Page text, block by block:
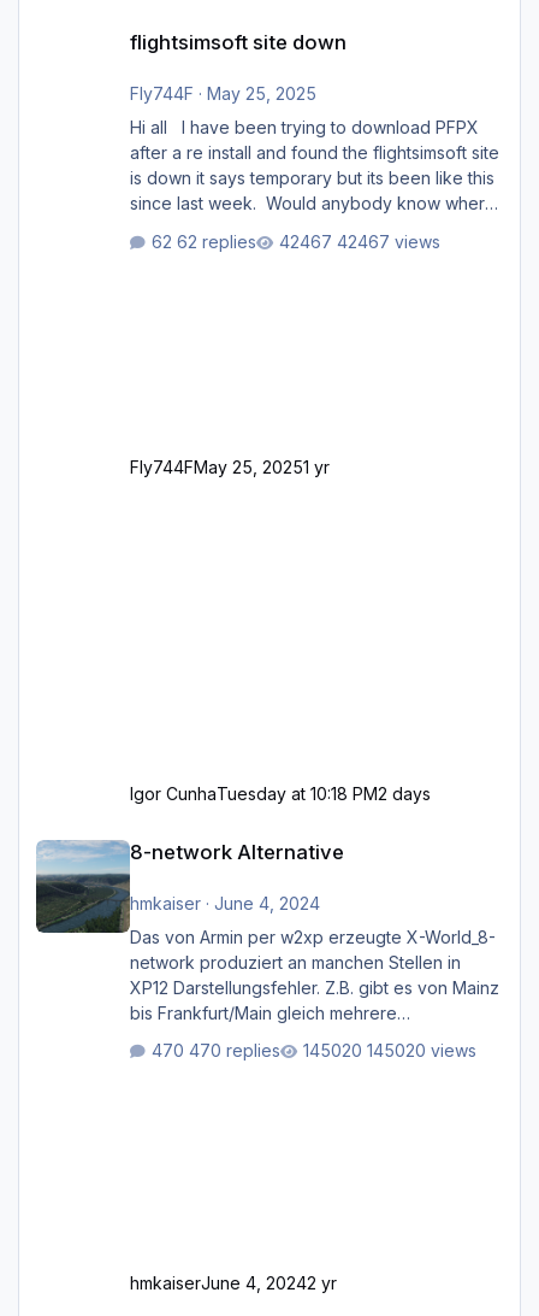
flightsimsoft site down
Fly744F · May 25, 2025
Hi all I have been trying to download PFPX
after a re install and found the flightsimsoft site
is down it says temporary but its been like this
since last week. Would anybody know where
support email for them either. thank you
62 replies 42467 views
Fly744FMay 25, 20251 yr
Igor CunhaTuesday at 10:18 PM2 days
8-network Alternative
hmkaiser· June 4, 2024
Das von Armin per w2xp erzeugte X-World_8-
network produziert an manchen Stellen in
XP12 Darstellungsfehler. Z.B. gibt es von Mainz
bis Frankfurt/Main gleich mehrere
zugemauert sind. Niederräder Brücke
470 replies 145020 views
hmkaiserJune 4, 20242 yr